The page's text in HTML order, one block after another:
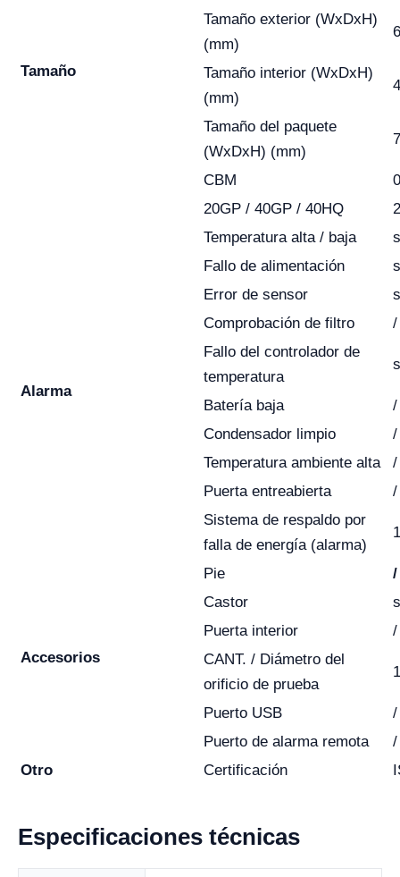
Tamaño
Tamaño exterior (WxDxH)
(mm)
Tamaño interior (WxDxH)
(mm)
Tamaño del paquete
(WxDxH) (mm)
CBM
20GP / 40GP / 40HQ
Alarma
Temperatura alta / baja
Fallo de alimentación
Error de sensor
Comprobación de filtro
/
Fallo del controlador de
temperatura
Batería baja
/
Condensador limpio
/
Temperatura ambiente alta
/
Puerta entreabierta
/
Sistema de respaldo por
falla de energía (alarma)
Accesorios
Pie
/
Castor
Puerta interior
/
CANT. / Diámetro del
orificio de prueba
Puerto USB
/
Puerto de alarma remota
/
Otro
Certificación
Especificaciones técnicas